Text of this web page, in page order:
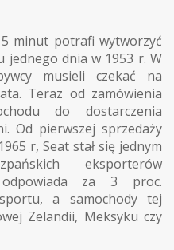
minut potrafi wytworzyć
jednego dnia w 1953 r. W
musieli czekać na
Teraz od zamówienia
do dostarczenia
Od pierwszej sprzedaży
r, Seat stał się jednym
eksporterów
odpowiada za 3 proc.
a samochody tej
Zelandii, Meksyku czy